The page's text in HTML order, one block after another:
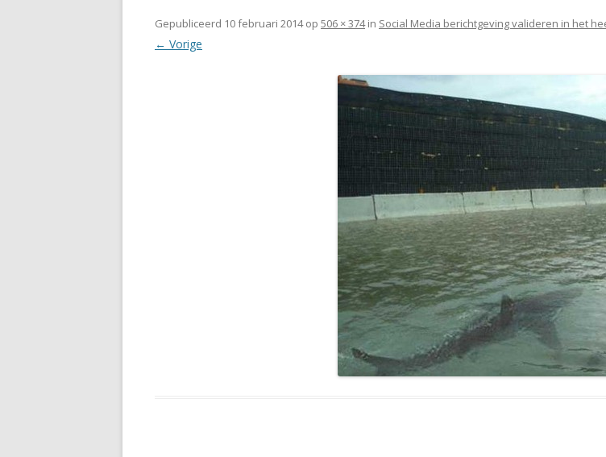
Gepubliceerd 10 februari 2014op 506 × 374in Social Media berichtgeving valideren in het
← Vorige